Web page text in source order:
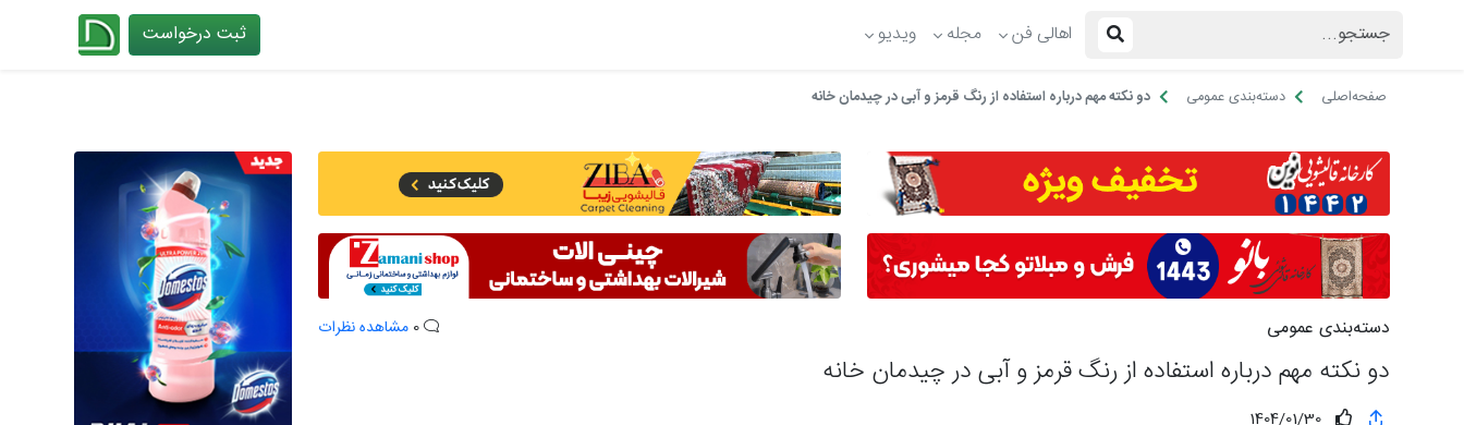
اهالی فن مجله ویدیو ثبت درخواست
صفحه‌اصلی دسته‌بندی عمومی دو نکته مهم درباره استفاده از رنگ قرمز و آبی در چیدمان خانه
دسته‌بندی عمومی مشاهده نظرات
دو نکته مهم درباره استفاده از رنگ قرمز و آبی در چیدمان خانه
1404/01/30